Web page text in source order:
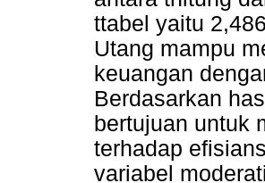
ttabel yaitu
Utang mampu
keuangan
Berdasarkan
bertujuan untuk
terhadap
variabel